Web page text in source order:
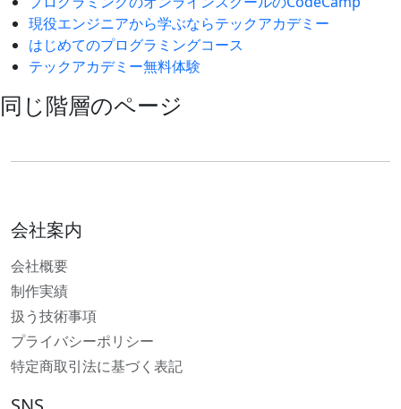
現役エンジニアから学ぶならテックアカデミー
はじめてのプログラミングコース
テックアカデミー無料体験
同じ階層のページ
会社案内
会社概要
制作実績
扱う技術事項
プライバシーポリシー
特定商取引法に基づく表記